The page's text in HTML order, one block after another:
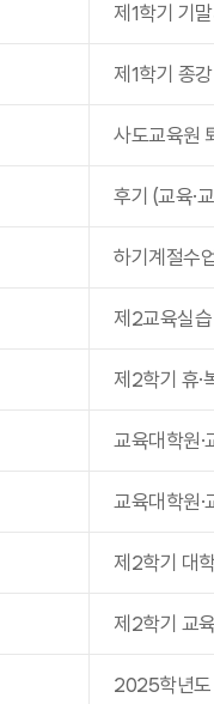
제1학기 기
제1학기 종강
사도교육원
후기 (교육·
하기계절수
제2교육실습
제2학기 휴·
교육대학원·
교육대학원·
제2학기 대
제2학기 교
2025학년도